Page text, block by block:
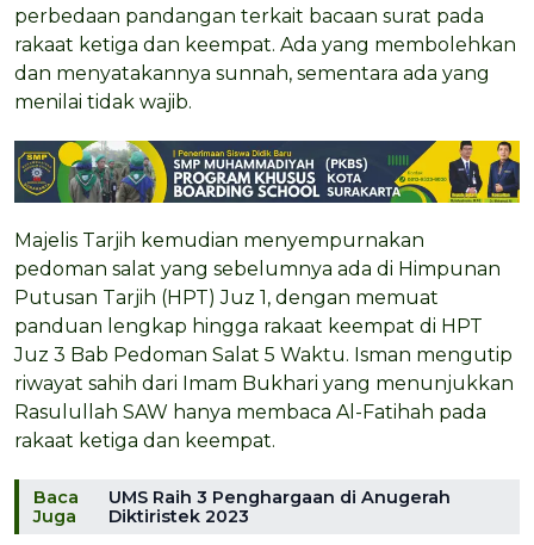
perbedaan pandangan terkait bacaan surat pada
rakaat ketiga dan keempat. Ada yang membolehkan
dan menyatakannya sunnah, sementara ada yang
menilai tidak wajib.
Majelis Tarjih kemudian menyempurnakan
pedoman salat yang sebelumnya ada di Himpunan
Putusan Tarjih (HPT) Juz 1, dengan memuat
panduan lengkap hingga rakaat keempat di HPT
Juz 3 Bab Pedoman Salat 5 Waktu. Isman mengutip
riwayat sahih dari Imam Bukhari yang menunjukkan
Rasulullah SAW hanya membaca Al-Fatihah pada
rakaat ketiga dan keempat.
Baca
Juga
UMS Raih 3 Penghargaan di Anugerah
Diktiristek 2023